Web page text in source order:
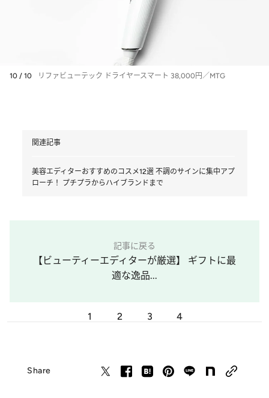
10 / 10 リファビューテック ドライヤースマート 38,000円／MTG
関連記事
美容エディターおすすめのコスメ12選 不調のサインに集中アプ
ローチ！ プチプラからハイブランドまで
記事に戻る
【ビューティーエディターが厳選】 ギフトに最
適な逸品...
1 2 3 4
Share